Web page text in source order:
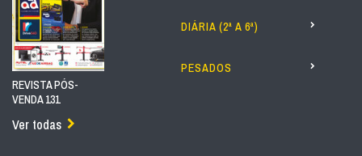
REVISTA PÓS-
VENDA 131
Ver todas
DIÁRIA (2ª A 6ª)
PESADOS